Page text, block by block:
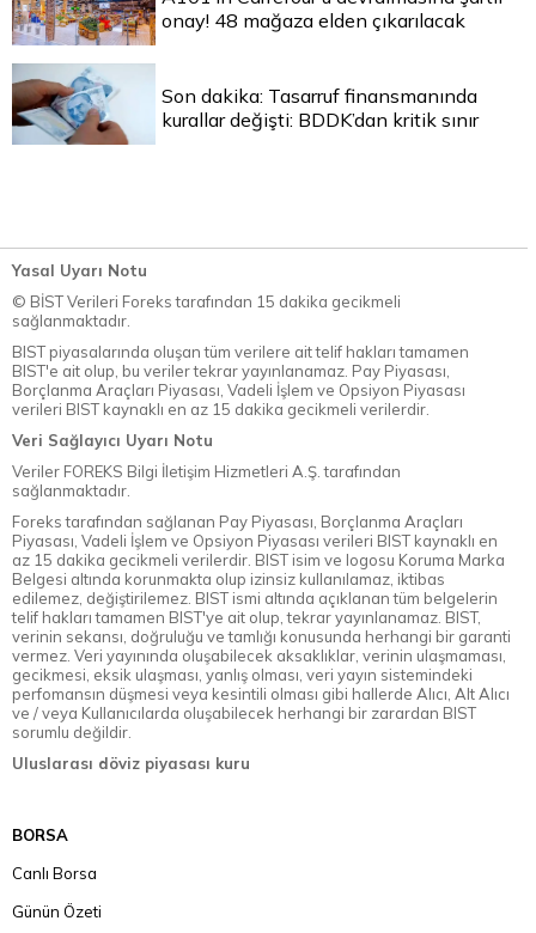
onay! 48 mağaza elden çıkarılacak
Son dakika: Tasarruf finansmanında
kurallar değişti: BDDK’dan kritik sınır
Yasal Uyarı Notu
© BİST Verileri Foreks tarafından 15 dakika gecikmeli
sağlanmaktadır.
BIST piyasalarında oluşan tüm verilere ait telif hakları tamamen
BIST'e ait olup, bu veriler tekrar yayınlanamaz. Pay Piyasası,
Borçlanma Araçları Piyasası, Vadeli İşlem ve Opsiyon Piyasası
verileri BIST kaynaklı en az 15 dakika gecikmeli verilerdir.
Veri Sağlayıcı Uyarı Notu
Veriler FOREKS Bilgi İletişim Hizmetleri A.Ş. tarafından
sağlanmaktadır.
Foreks tarafından sağlanan Pay Piyasası, Borçlanma Araçları
Piyasası, Vadeli İşlem ve Opsiyon Piyasası verileri BIST kaynaklı en
az 15 dakika gecikmeli verilerdir. BIST isim ve logosu Koruma Marka
Belgesi altında korunmakta olup izinsiz kullanılamaz, iktibas
edilemez, değiştirilemez. BIST ismi altında açıklanan tüm belgelerin
telif hakları tamamen BIST'ye ait olup, tekrar yayınlanamaz. BIST,
verinin sekansı, doğruluğu ve tamlığı konusunda herhangi bir garanti
vermez. Veri yayınında oluşabilecek aksaklıklar, verinin ulaşmaması,
gecikmesi, eksik ulaşması, yanlış olması, veri yayın sistemindeki
perfomansın düşmesi veya kesintili olması gibi hallerde Alıcı, Alt Alıcı
ve / veya Kullanıcılarda oluşabilecek herhangi bir zarardan BIST
sorumlu değildir.
Uluslarası döviz piyasası kuru
BORSA
Canlı Borsa
Günün Özeti